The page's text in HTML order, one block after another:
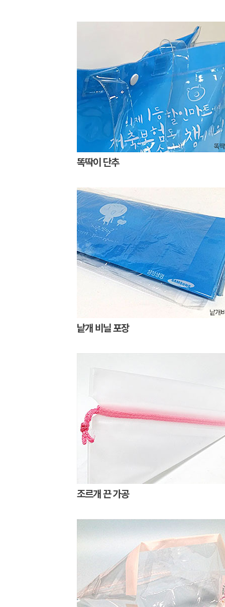
똑딱이 단추
낱개 비닐 포장
조르개 끈 가공